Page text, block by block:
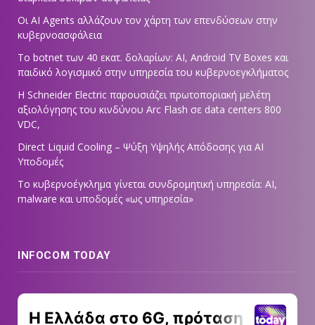
Οι AI Agents αλλάζουν τον χάρτη των επενδύσεων στην
κυβερνοασφάλεια
Το botnet των 40 εκατ. δολαρίων: AI, Android TV Boxes και
παιδικό λογισμικό στην υπηρεσία του κυβερνοεγκλήματος
Η Schneider Electric παρουσιάζει πρωτοποριακή μελέτη
αξιολόγησης του κινδύνου Arc Flash σε data centers 800
VDC,
Direct Liquid Cooling – Ψύξη Υψηλής Απόδοσης για AI
Υποδομές
Το κυβερνοέγκλημα γίνεται συνδρομητική υπηρεσία: AI,
malware και υποδομές «ως υπηρεσία»
INFOCOM TODAY